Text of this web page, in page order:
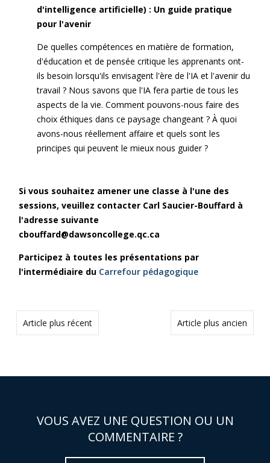
d'intelligence artificielle) : Un guide pratique
pour l'avenir
De quelles compétences en matière de formation,
d'éducation et de pensée critique les apprenants ont-
ils besoin lorsqu'ils envisagent l'ère de l'IA et l'avenir du
travail ? Nous savons que l'IA fera partie de tous les
aspects de la vie. Comment pouvons-nous faire des
choix éthiques dans ce paysage changeant ? À quoi
avons-nous réellement affaire et quels sont les
principes qui peuvent le mieux nous guider ?
Si vous souhaitez amener une classe à l'une des
sessions, veuillez contacter Carl Saucier-Bouffard à
l'adresse suivante
cbouffard@dawsoncollege.qc.ca
Participez à toutes les présentations par
l'intermédiaire du Carrefour pédagogique
Article plus ancien
Article plus récent
VOUS AVEZ UNE QUESTION OU UN
COMMENTAIRE ?